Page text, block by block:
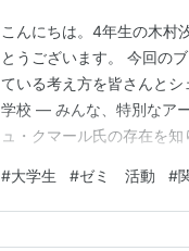
こんにちは。4年生の木村
とうございます。 今回の
ている考え方を皆さんと
学校 — みんな、特別なア
ュ・クマール氏の存在を
り、核兵器廃絶の平和巡
エコロジスト」という雑
#大学生 #ゼミ 活動 #